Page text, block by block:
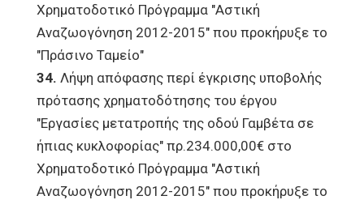
Χρηματοδοτικό Πρόγραμμα "Αστική
Αναζωογόνηση 2012-2015" που προκήρυξε το
"Πράσινο Ταμείο"
34. Λήψη απόφασης περί έγκρισης υποβολής
πρότασης χρηματοδότησης του έργου
"Εργασίες μετατροπής της οδού Γαμβέτα σε
ήπιας κυκλοφορίας" πρ.234.000,00€ στο
Χρηματοδοτικό Πρόγραμμα "Αστική
Αναζωογόνηση 2012-2015" που προκήρυξε το